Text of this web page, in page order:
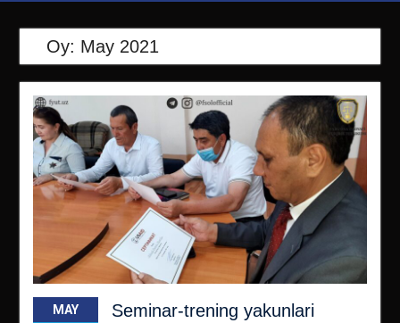
Oy: May 2021
MAY
Seminar-trening yakunlari